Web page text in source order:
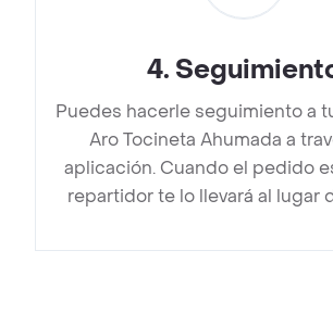
4.
Puedes hacerle seguimiento a
Aro Tocineta Ahumada a
aplicación. Cuando el pedido
repartidor te lo llevará al lugar